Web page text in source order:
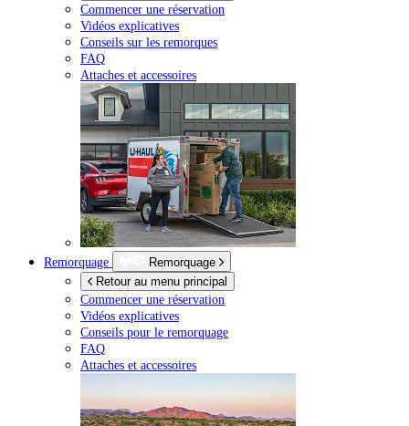
Commencer une réservation
Vidéos explicatives
Conseils sur les remorques
FAQ
Attaches et accessoires
Remorquage
Remorquage
Retour au menu principal
Commencer une réservation
Vidéos explicatives
Conseils pour le remorquage
FAQ
Attaches et accessoires